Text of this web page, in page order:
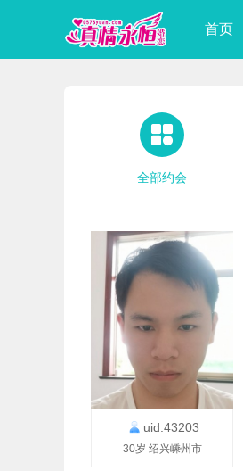
首页

全部约会
uid:43203
30岁 绍兴嵊州市